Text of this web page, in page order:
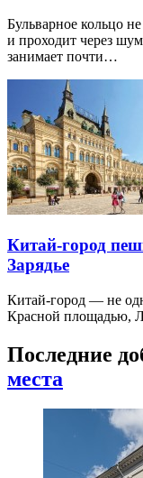
Бульварное кольцо
и проходит через
занимает почти…
Китай-город
Зарядье
Китай-город — не
Красной площадью,
Последние
места